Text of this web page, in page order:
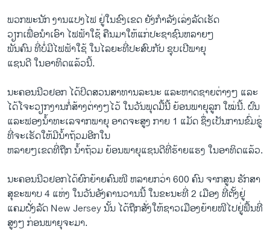
ພວກພະນັກ ງານ​ແປງ​ໄຟ ຢູ່ໃນຂົງເຂດ ຍັງກໍາລັງ​ເລ່ງ​ລັດເຮັດ
ວຽກເພື່ອນໍາ​ເອົາ ໄຟຟ້າໃຊ້ ຄືນມາໃຫ້ແກ່ປະຊາຊົນຫລາຍໆ
ພັນຄົນ ທີ່ບໍ່ມີໄຟຟ້າໃຊ້ ໃນໄລຍະທີ່​ປະສົບກັບ ຊຸບເປີພາຍຸ
ແຊນດີ ໃນອາທິດແລ້ວນີ້.
ນະຄອນນີວຢອກ ໄດ້ປິດສວນສາທານລະນະ ແລະຫາດຊາຍຕ່າງໆ ແລະ
ໄດ້​ໂຈະວຽກ​ງານກໍ່ສ້າງຕ່າງໆໄວ້ ໃນວັນພຸດມື້ນີ້ ຍ້ອນພາຍຸລູກ ​ໃໝ່​ນີ້. ຝົນ
ແລະຟອງ​ນໍ້າ​ທະ​ເລ​ຈາກ​ພາຍຸ ອາດ​ຈະສູງ ກາຍ 1 ແມັດ ຊຶ່ງເປັນການຂົ່ມຂູ່
ທີ່ຈະ​ເຮັດ​ໃຫ້ມີນໍ້າຖ້ວມອີກໃນ
ຫລາຍໆເຂດທີ່ຖືກ ນໍ້າຖ້ວມ ຍ້ອນພາຍຸແຊນດີທີ່ຮ້າຍແຮງ ​ໃນ​ອາທິດ​ແລ້ວ.
ນະຄອນນີວຢອກໄດ້ຍົກຍ້າຍຄົນໜີ ຫລາຍກວ່າ 600 ຄົນ ຈາກສູນ ຮັກສາ
ສຸຂະພາບ 4 ແຫ່ງ ໃນວັນອັງຄານວານນີ້ ໃນຂະນະທີ່ 2 ເມືອງ ທີ່​ຕັ້ງ​ຢູ່​
ແຄມ​ຝັ່ງລັດ New Jersey ນັ້ນ ໄດ້ຖືກສັ່ງໃຫ້ຊາວ​ເມືອງຍ້າຍໜີໄປຢູ່ພື້ນທີ່
ສູງໆ ກ່ອນພາຍຸຈະມາ.